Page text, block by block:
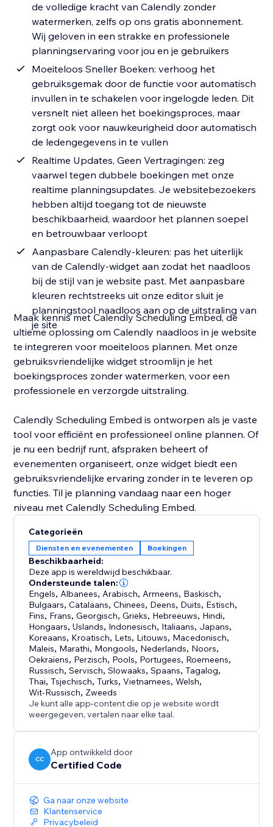
de volledige kracht van Calendly zonder
watermerken, zelfs op ons gratis abonnement.
Wij geloven in een strakke en professionele
planningservaring voor jou en je gebruikers
Moeiteloos Sneller Boeken: verhoog het
gebruiksgemak door de functie voor automatisch
invullen in te schakelen voor ingelogde leden. Dit
versnelt niet alleen het boekingsproces, maar
zorgt ook voor nauwkeurigheid door automatisch
de ledengegevens in te vullen
Realtime Updates, Geen Vertragingen: zeg
vaarwel tegen dubbele boekingen met onze
realtime planningsupdates. Je websitebezoekers
hebben altijd toegang tot de nieuwste
beschikbaarheid, waardoor het plannen soepel
en betrouwbaar verloopt
Aanpasbare Calendly-kleuren: pas het uiterlijk
van de Calendly-widget aan zodat het naadloos
bij de stijl van je website past. Met aanpasbare
kleuren rechtstreeks uit onze editor sluit je
planningstool naadloos aan op de uitstraling van
je site
Maak kennis met Calendly Scheduling Embed, de
ultieme oplossing om Calendly naadloos in je website
te integreren voor moeiteloos plannen. Met onze
gebruiksvriendelijke widget stroomlijn je het
boekingsproces zonder watermerken, voor een
professionele en verzorgde uitstraling.
Calendly Scheduling Embed is ontworpen als je vaste
tool voor efficiënt en professioneel online plannen. Of
je nu een bedrijf runt, afspraken beheert of
evenementen organiseert, onze widget biedt een
gebruiksvriendelijke ervaring zonder in te leveren op
functies. Til je planning vandaag naar een hoger
niveau met Calendly Scheduling Embed.
Categorieën
Diensten en evenementen Boekingen
Beschikbaarheid:
Deze app is wereldwijd beschikbaar.
Ondersteunde talen:
Engels, Albanees, Arabisch, Armeens, Baskisch,
Bulgaars,Catalaans,Chinees, Deens, Duits, Estisch,
Fins, Frans,Georgisch,Grieks, Hebreeuws, Hindi,
Hongaars,IJslands, Indonesisch, Italiaans, Japans,
Koreaans, Kroatisch, Lets, Litouws, Macedonisch,
Maleis, Marathi, Mongools, Nederlands, Noors,
Oekraïens, Perzisch, Pools, Portugees, Roemeens,
Russisch,Servisch,Slowaaks,Spaans,Tagalog,
Thai,Tsjechisch,Turks,Vietnamees,Welsh,
Wit-Russisch, Zweeds
Je kunt alle app-content die op je website wordt
weergegeven, vertalen naar elke taal.
CC
App ontwikkeld door
Certified Code
Ga naar onze website
Klantenservice
Privacybeleid